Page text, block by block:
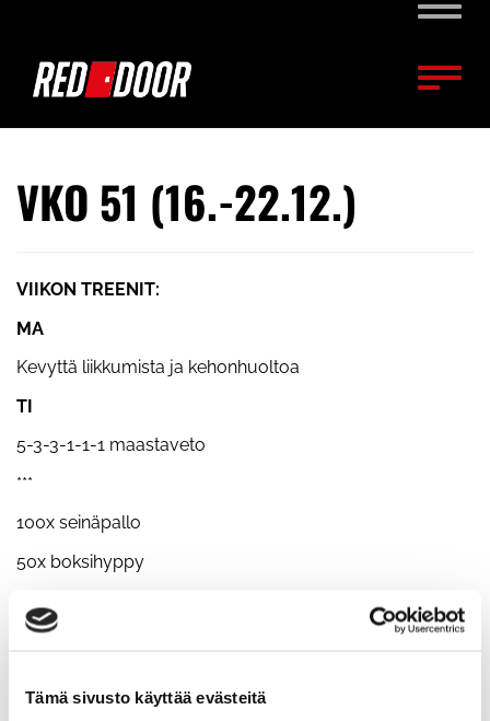
Tämä sivusto käyttää evästeitä
VKO 51 (16.-22.12.)
VIIKON TREENIT:
MA
Kevyttä liikkumista ja kehonhuoltoa
TI
5-3-3-1-1-1 maastaveto
***
100x seinäpallo
50x boksihyppy
KE